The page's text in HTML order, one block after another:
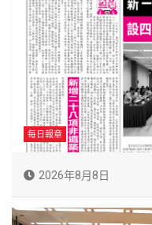
每日報章
2026年8月8日